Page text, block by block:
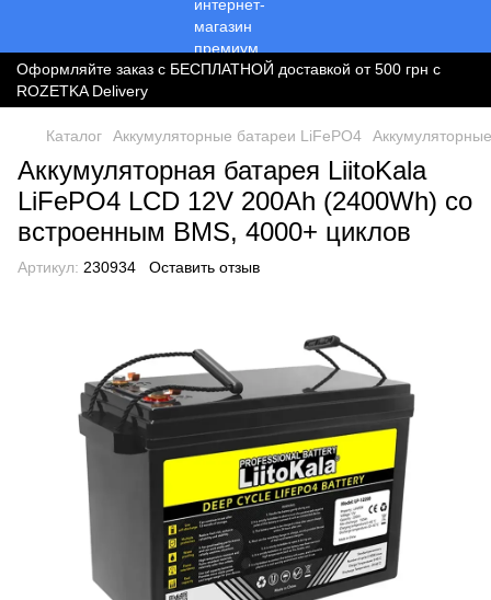
Оформляйте заказ с БЕСПЛАТНОЙ доставкой от 500 грн с
ROZETKA Delivery
Каталог Аккумуляторные батареи LiFePO4
Аккумуляторная батарея LiitoKala
LiFePO4 LCD 12V 200Ah (2400Wh) со
встроенным BMS, 4000+ циклов
Артикул: 230934 Оставить отзыв